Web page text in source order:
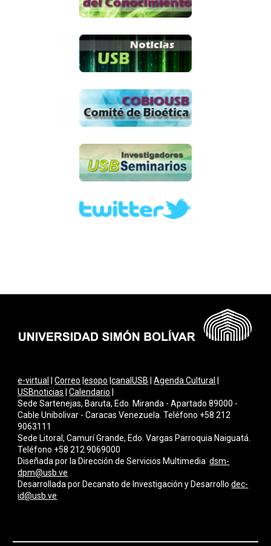
e-virtual |Correo |esopo |canalUSB |Agenda Cultural
USBnoticias |Calendario
Sede Sartenejas, Baruta, Edo. Miranda - Apartado 89000 -
Cable Unibolivar - Caracas Venezuela. Teléfono +58 212
9063111
Sede Litoral, Camurí Grande, Edo. Vargas Parroquia Naiguatá.
Teléfono +58 212 9069000
Diseñada por la Dirección de Servicios Multimediadsm-
dpm@usb.ve
Desarrollada por Decanato de Investigación y Desarrollo dec-
id@usb.ve